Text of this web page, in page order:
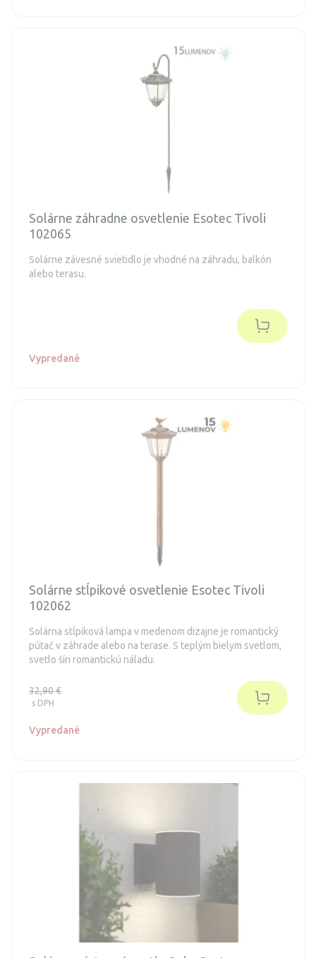
Solárne záhradne osvetlenie Esotec Tivoli
102065
Solárne závesné svietidlo je vhodné na záhradu, balkón
alebo terasu.
Vypredané
Solárne stĺpikové osvetlenie Esotec Tivoli
102062
Solárna stĺpiková lampa v medenom dizajne je romantický
pútač v záhrade alebo na terase. S teplým bielym svetlom,
svetlo šíri romantickú náladu.
32,90 €
s DPH
Vypredané